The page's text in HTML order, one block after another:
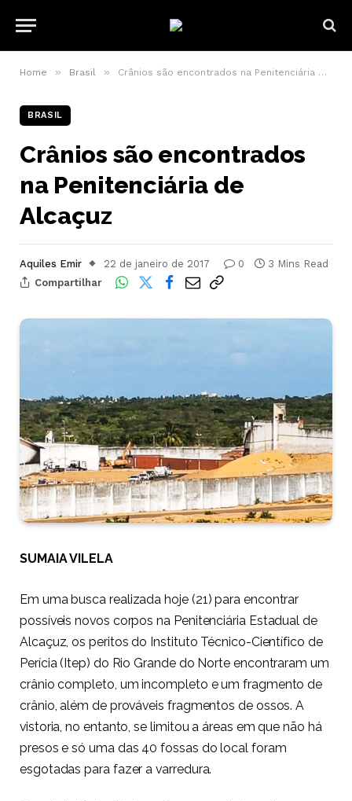
Home » Brasil » Crânios são encontrados na Penitenciária de Alcaçuz
BRASIL
Crânios são encontrados
na Penitenciária de
Alcaçuz
Aquiles Emir 22 de janeiro de 2017 0
3 Mins Read
Compartilhar
SUMAIA VILELA
Em uma busca realizada hoje (21) para encontrar
possíveis novos corpos na Penitenciária Estadual de
Alcaçuz, os peritos do Instituto Técnico-Científico de
Perícia (Itep) do Rio Grande do Norte encontraram um
crânio completo, um incompleto e um fragmento de
crânio, além de prováveis fragmentos de ossos. A
vistoria, no entanto, se limitou a áreas em que não há
presos e só uma das 40 fossas do local foram
esgotadas para fazer a varredura.